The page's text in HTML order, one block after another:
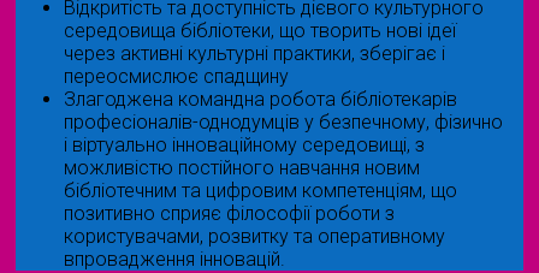
Відкритість та доступність дієвого культурного
середовища бібліотеки, що творить нові ідеї
через активні культурні практики, зберігає і
переосмислює спадщину
Злагоджена командна робота бібліотекарів
професіоналів-однодумців у безпечному, фізично
і віртуально інноваційному середовищі, з
можливістю постійного навчання новим
бібліотечним та цифровим компетенціям, що
позитивно сприяє філософії роботи з
користувачами, розвитку та оперативному
впровадження інновацій.